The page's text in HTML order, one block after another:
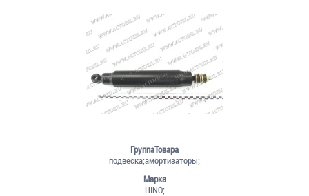
ГруппаТовара
подвеска;амортизаторы;
Марка
HINO;